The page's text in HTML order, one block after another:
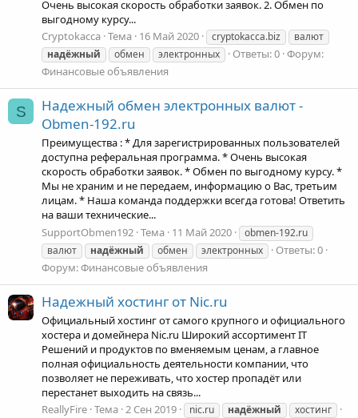
Очень высокая скорость обработки заявок. 2. Обмен по
выгодному курсу...
Cryptokacca Тема 16 Май 2020 cryptokacca.biz
валют
надёжный
обмен электронных Ответы: 0 Форум:
Финансовые объявления
S
Надежный обмен электронных валют -
Obmen-192.ru
Преимущества : * Для зарегистрированных пользователей
доступна реферальная программа. * Очень высокая
скорость обработки заявок. * Обмен по выгодному курсу. *
Мы не храним и не передаем, информацию о Вас, третьим
лицам. * Наша команда поддержки всегда готова! Ответить
на ваши технические...
SupportObmen192 Тема 11 Май 2020
obmen-192.ru
валют
надёжный обмен электронных
Ответы: 0
Форум:Финансовые объявления
Надежный хостинг от Nic.ru
Официальный хостинг от самого крупного и официального
хостера и домейнера Nic.ru Широкий ассортимент IT
Решений и продуктов по вменяемым ценам, а главное
полная официальность деятельности компании, что
позволяет не переживать, что хостер пропадёт или
перестанет выходить на связь...
ReallyFire Тема 2 Сен 2019 nic.ru надёжный хостинг